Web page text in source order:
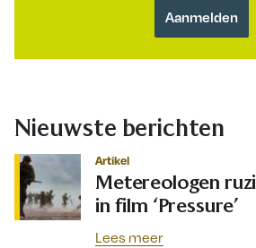
Nieuwste berichten
Artikel
Metereologen
in film ‘Pressure’
Lees meer